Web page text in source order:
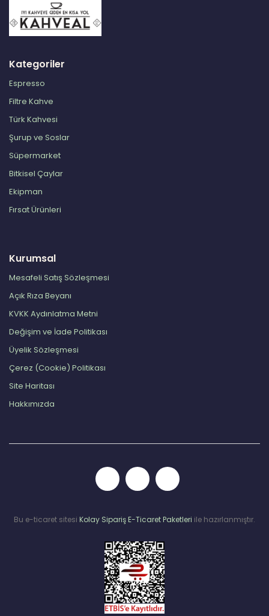
Kategoriler
Espresso
Filtre Kahve
Türk Kahvesi
Şurup ve Soslar
Süpermarket
Bitkisel Çaylar
Ekipman
Fırsat Ürünleri
Kurumsal
Mesafeli Satış Sözleşmesi
Açık Rıza Beyanı
KVKK Aydınlatma Metni
Değişim ve İade Politikası
Üyelik Sözleşmesi
Çerez (Cookie) Politikası
Site Haritası
Hakkımızda
Bu e-ticaret sitesi Kolay Sipariş E-Ticaret Paketleri ile hazırlanmıştır.